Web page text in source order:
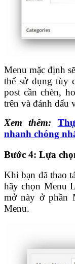
Menu mặc định
thể sử dụng tùy
post cần chèn,
trên và đánh dấu
Xem thêm:
nhanh chóng
Bước 4: Lựa
Khi bạn đã thao
hãy chọn Menu
mở này ở phần
Menu.